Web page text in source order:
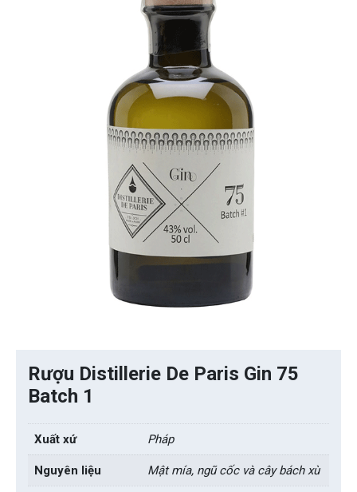
Rượu Distillerie De Paris Gin 75
Batch 1
Xuất xứ Pháp
Nguyên liệu Mật mía, ngũ cốc và cây bách xù